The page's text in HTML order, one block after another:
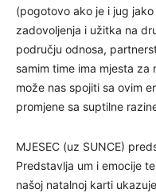
(pogotovo ako je i jug
zadovoljenja i užitka na
području odnosa,
samim time ima mjesta za
može nas spojiti sa ovim
promjene sa suptilne
MJESEC (uz SUNCE)
Predstavlja um i emocije
našoj natalnoj karti